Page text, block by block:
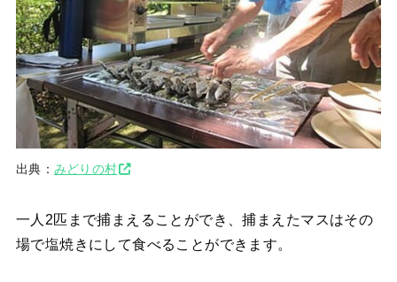
出典： みどりの村
一人2匹まで捕まえることができ、捕まえたマスはその
場で塩焼きにして食べることができます。